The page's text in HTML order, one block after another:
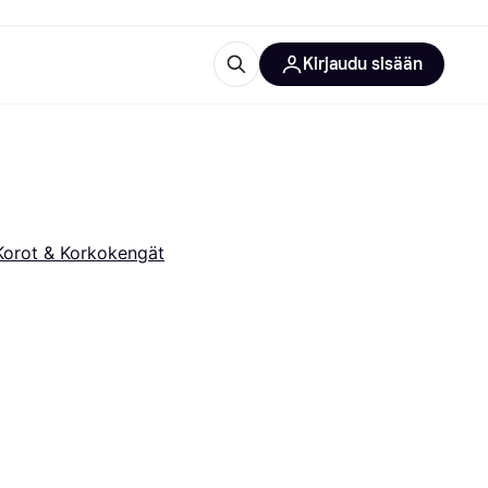
Kirjaudu sisään
& Korkokengät